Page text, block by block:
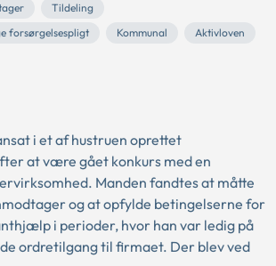
Tildeling
forsørgelsespligt
Kommunal
Aktivloven
i et af hustruen oprettet
at være gået konkurs med en
Manden fandtes at måtte
og at opfylde betingelserne for
i perioder, hvor han var ledig på
ordretilgang til firmaet. Der blev ved